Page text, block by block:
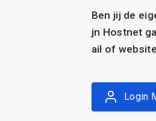
Ben jij de
jn Hostnet
ail of
Login